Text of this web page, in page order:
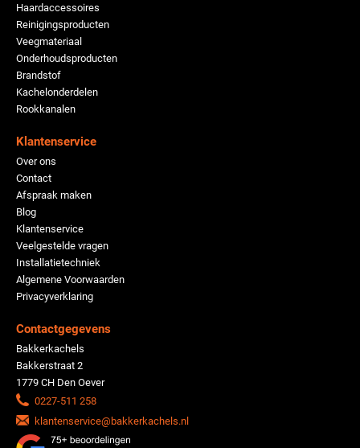
Haardaccessoires
Reinigingsproducten
Veegmateriaal
Onderhoudsproducten
Brandstof
Kachelonderdelen
Rookkanalen
Klantenservice
Over ons
Contact
Afspraak maken
Blog
Klantenservice
Veelgestelde vragen
Installatietechniek
Algemene Voorwaarden
Privacyverklaring
Contactgegevens
Bakkerkachels
Bakkerstraat 2
1779 CH Den Oever
0227-511 258
klantenservice@bakkerkachels.nl